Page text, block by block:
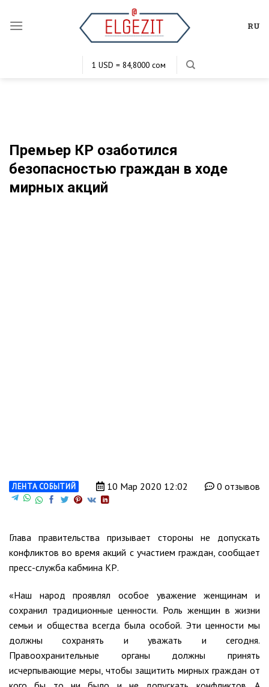
RU
1 USD = 84,8000 сом
Премьер КР озаботился
безопасностью граждан в ходе
мирных акций
ЛЕНТА СОБЫТИЙ 10 Мар 2020 12:02 0 отзывов
Глава правительства призывает стороны не допускать
конфликтов во время акций с участием граждан, сообщает
пресс-служба кабмина КР.
«Наш народ проявлял особое уважение женщинам и
сохранил традиционные ценности. Роль женщин в жизни
семьи и общества всегда была особой. Эти ценности мы
должны сохранять и уважать и сегодня.
Правоохранительные органы должны принять
исчерпывающие меры, чтобы защитить мирных граждан от